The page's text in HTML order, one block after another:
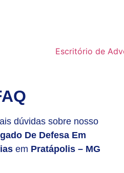
dúvidas sobre nosso
De Defesa Em
em Pratápolis – MG